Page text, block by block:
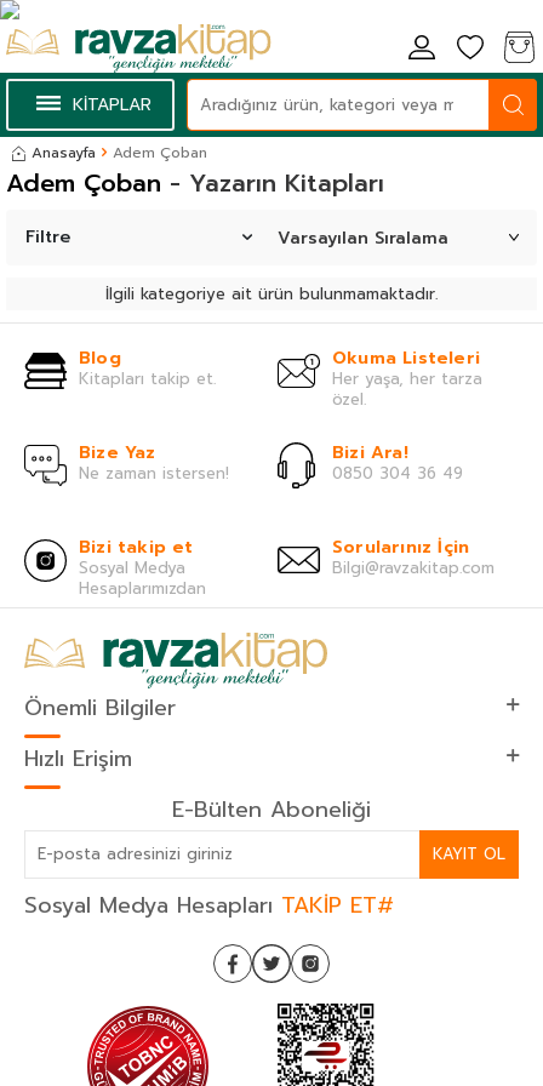
KİTAPLAR
Anasayfa Adem Çoban
- Yazarın Kitapları
Adem Çoban
Filtre
İlgili kategoriye ait ürün bulunmamaktadır.
Blog
Kitapları takip et.
Okuma Listeleri
Her yaşa, her tarza
özel.
Bize Yaz
Ne zaman istersen!
Bizi Ara!
0850 304 36 49
Bizi takip et
Sosyal Medya
Hesaplarımızdan
Sorularınız İçin
Bilgi@ravzakitap.com
Önemli Bilgiler
Hızlı Erişim
E-Bülten Aboneliği
KAYIT OL
Sosyal Medya Hesapları TAKİP ET#